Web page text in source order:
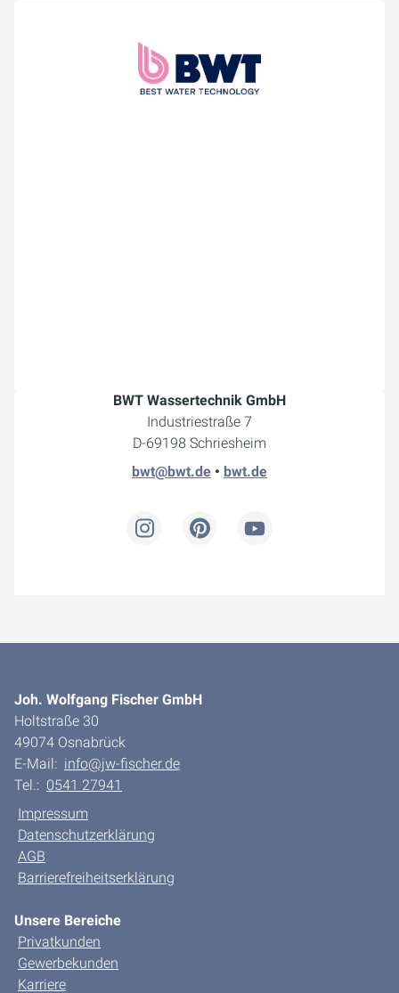
BWT Wassertechnik GmbH
Industriestraße 7
D-69198 Schriesheim
bwt@bwt.de • bwt.de
Joh. Wolfgang Fischer GmbH
Holtstraße 30
49074 Osnabrück
E-Mail: info@jw-fischer.de
Tel.: 0541 27941
Impressum
Datenschutzerklärung
AGB
Barrierefreiheitserklärung
Unsere Bereiche
Privatkunden
Gewerbekunden
Karriere